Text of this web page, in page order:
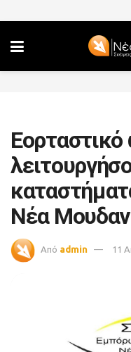
Νέα
Από admin 11